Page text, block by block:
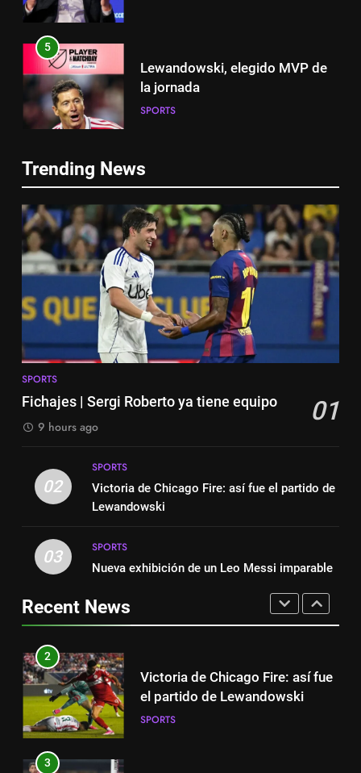
5
Lewandowski, elegido MVP de
la jornada
SPORTS
Histórico: a MLS baixa as
SPORTS
7
A lesão sofrida por Leo Messi já
é conhecida
SPORTS
8
Leo Messi e hat-trick de Luis
1
Fichajes | Sergi Roberto ya tiene
equipo
Victoria de Chicago Fire: así fue
3
Nueva exhibición de un Leo
Messi imparable
Trending News
SPORTS
Fichajes | Sergi Roberto ya tiene equipo 01
9 hours ago
02
SPORTS
Victoria de Chicago Fire: así fue el partido de
Lewandowski
03
SPORTS
Nueva exhibición de un Leo Messi imparable
Recent News
5
la jornada
SPORTS
6
Histórico: a MLS baixa as
cortinas para a Copa do Mundo
SPORTS
A lesão sofrida por Leo Messi já
SPORTS
Leo Messi e hat-trick de Luis
Suárez
SPORTS
1
Fichajes | Sergi Roberto ya tiene
2
Victoria de Chicago Fire: así fue
el partido de Lewandowski
SPORTS
3